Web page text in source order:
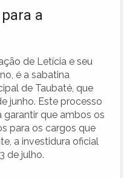
a
de Letícia e seu
é a sabatina
de Taubaté, que
junho. Este processo
garantir que ambos os
para os cargos que
a investidura oficial
de julho.